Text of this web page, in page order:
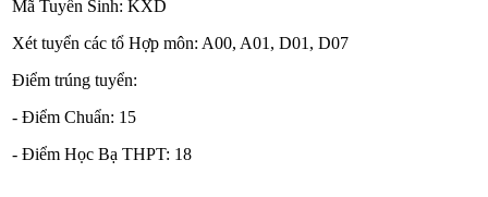
Mã Tuyển Sinh: KXD
Xét tuyển các tổ Hợp môn: A00, A01, D01, D07
Điểm trúng tuyển:
- Điểm Chuẩn: 15
- Điểm Học Bạ THPT: 18